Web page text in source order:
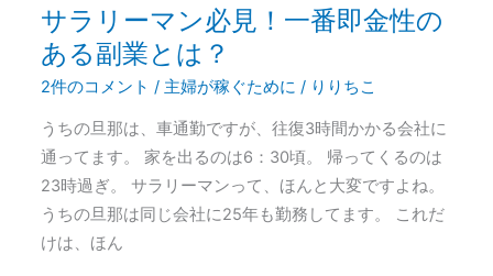
サラリーマン必見！一番即金性の
ある副業とは？
2件のコメント / 主婦が稼ぐために / りりちこ
うちの旦那は、車通勤ですが、往復3時間かかる会社に
通ってます。 家を出るのは6：30頃。 帰ってくるのは
23時過ぎ。 サラリーマンって、ほんと大変ですよね。
うちの旦那は同じ会社に25年も勤務してます。 これだ
けは、ほん
サ
ラ
リ
マ
ン
必
見！
一